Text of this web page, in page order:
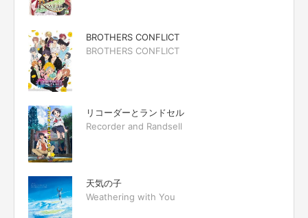
BROTHERS CONFLICT
BROTHERS CONFLICT
リコーダーとランドセル
Recorder and Randsell
天気の子
Weathering with You